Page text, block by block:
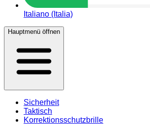
Italiano (Italia)
Hauptmenü öffnen
Sicherheit
Taktisch
Korrektionsschutzbrille